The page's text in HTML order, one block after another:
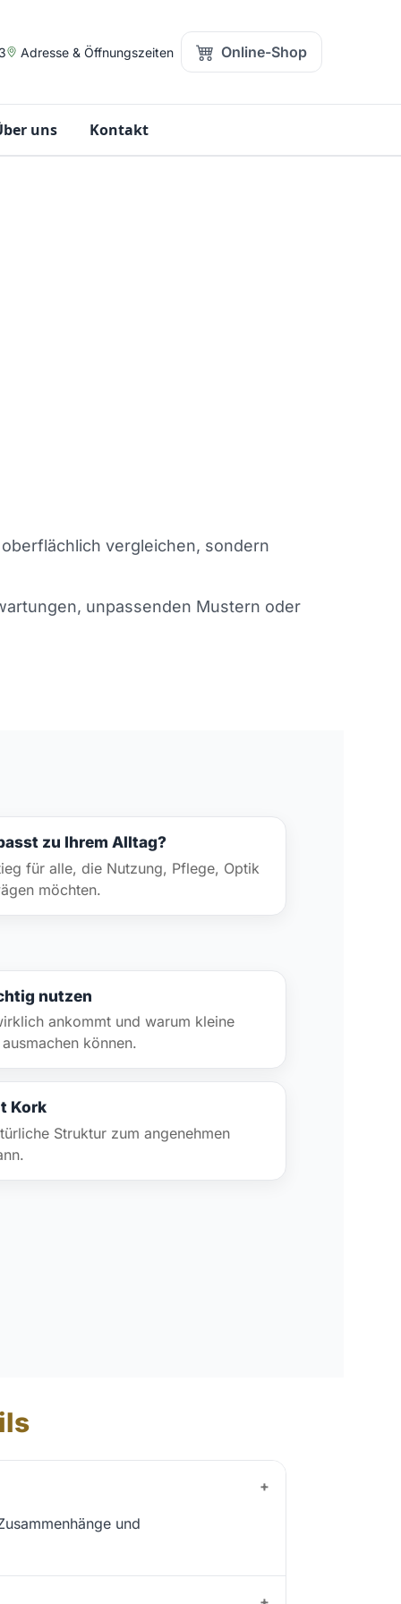
Adresse & Öffnungszeiten Online-Shop
uns Kontakt
vergleichen, sondern
unpassenden Mustern oder
zu Ihrem Alltag?
für alle, die Nutzung, Pflege, Optik
möchten.
nutzen
ankommt und warum kleine
können.
Kork
Struktur zum angenehmen
+
und